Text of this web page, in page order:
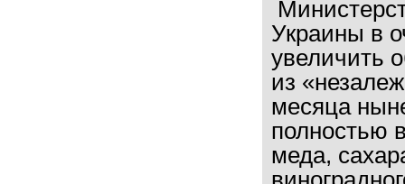
Украины в
увеличить
из
месяца
полностью
меда,